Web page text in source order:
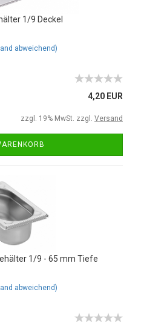
1/9 Deckel
abweichend)
4,20 EUR
zzgl. 19% MwSt. zzgl. Versand
1/9 - 65 mm Tiefe
abweichend)